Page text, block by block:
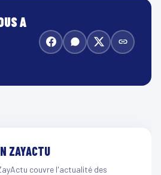
A
ZAYACTU
couvre l'actualité des